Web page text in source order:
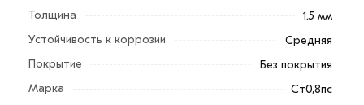
параметрами, прост в монтаже, стойкий к
механическим и химическим воздействиям.
Толщина
1.5 мм
Устойчивость к коррозии
Средняя
Покрытие
Без покрытия
Марка
Ст0,8пс